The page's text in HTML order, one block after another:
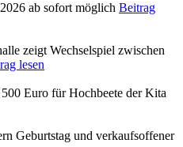
ab sofort möglich Beitrag
zeigt Wechselspiel zwischen
lesen
Euro für Hochbeete der Kita
Geburtstag und verkaufsoffener